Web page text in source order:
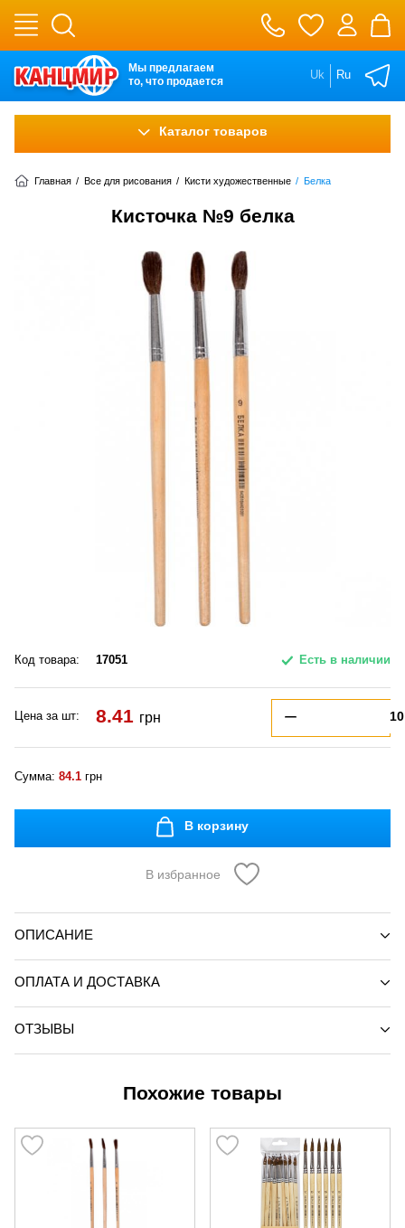
Мы предлагаем
то, что продается
Uk Ru
Каталог товаров
Главная / Все для рисования / Кисти художественные / Белка
Кисточка №9 белка
Код товара: 17051 Есть в наличии
Цена за шт: 8.41 грн
Сумма: 84.1 грн
В корзину
В избранное
ОПИСАНИЕ
ОПЛАТА И ДОСТАВКА
ОТЗЫВЫ
Похожие товары